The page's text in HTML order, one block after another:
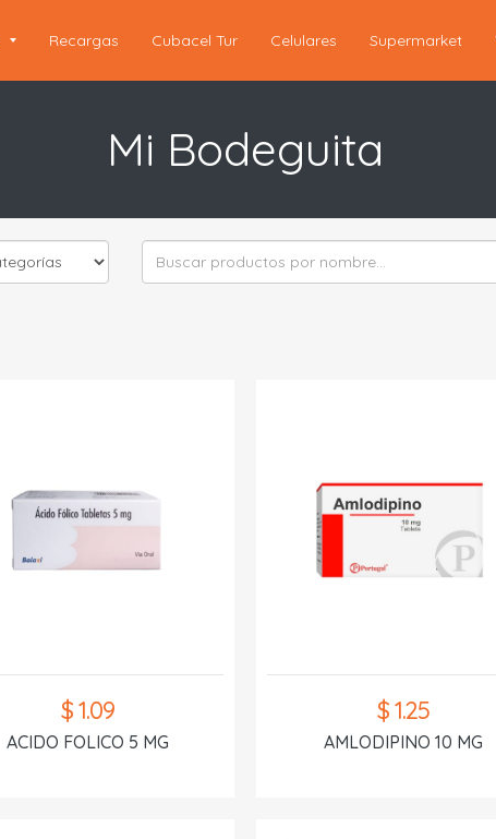
Recargas Cubacel Tur Celulares Supermarket
Mi Bodeguita
$ 1.09
ACIDO FOLICO 5 MG
$ 1.25
AMLODIPINO 10 MG